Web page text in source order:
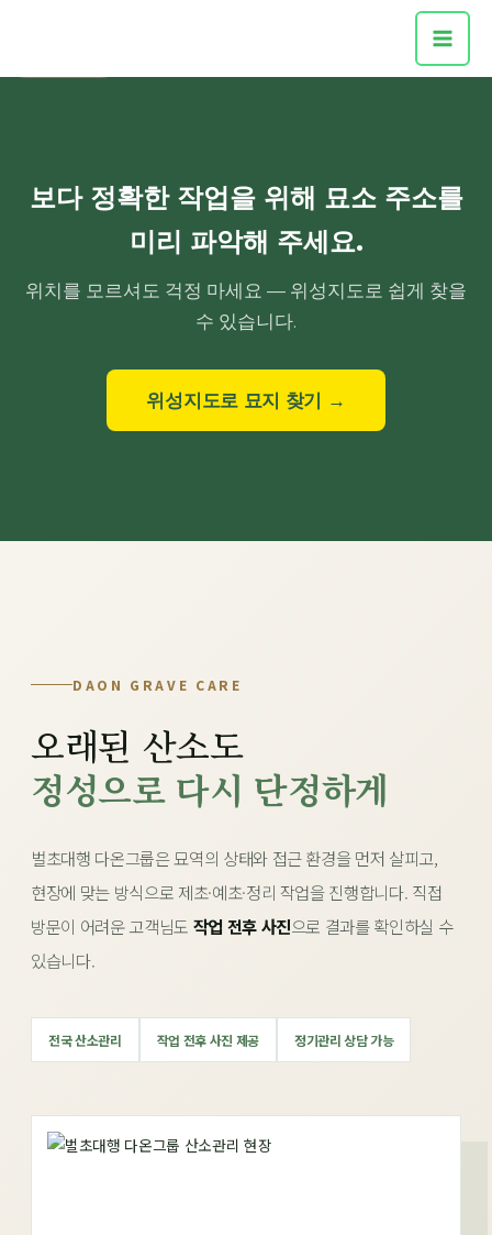
보다 정확한 작업을 위해 묘소 주소를
미리 파악해 주세요.
위치를 모르셔도 걱정 마세요 — 위성지도로 쉽게 찾을
수 있습니다.
위성지도로 묘지 찾기 →
DAON GRAVE CARE
오래된 산소도
정성으로 다시 단정하게
벌초대행 다온그룹은 묘역의 상태와 접근 환경을 먼저 살피고,
현장에 맞는 방식으로 제초·예초·정리 작업을 진행합니다. 직접
방문이 어려운 고객님도 작업 전후 사진으로 결과를 확인하실 수
있습니다.
전국 산소관리 작업 전후 사진 제공 정기관리 상담 가능